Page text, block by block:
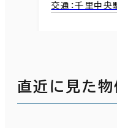
交通：千里中
直近に見た物